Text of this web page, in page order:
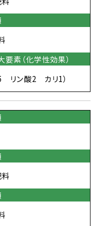
素（化学性効果）
リン酸2 カリ1）